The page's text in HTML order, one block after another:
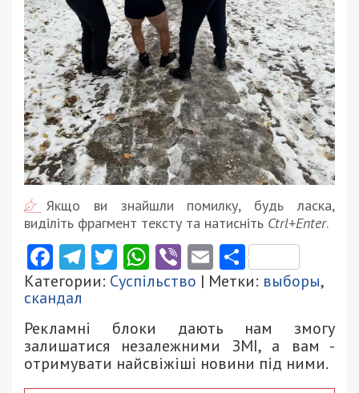
Якщо ви знайшли помилку, будь ласка,
виділіть фрагмент тексту та натисніть Ctrl+Enter.
Facebook
Telegram
Twitter
WhatsApp
ViberEmail
Категории: Суспільство | Метки: выборы,
скандал
Рекламні блоки дають нам змогу
залишатися незалежними ЗМІ, а вам -
отримувати найсвіжіші новини під ними.